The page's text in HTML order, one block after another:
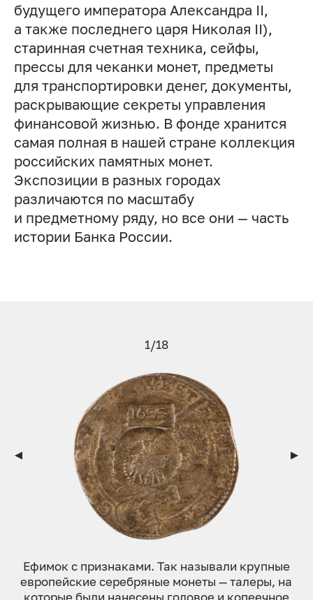
будущего императора Александра II,
а также последнего царя Николая II),
старинная счетная техника, сейфы,
прессы для чеканки монет, предметы
для транспортировки денег, документы,
раскрывающие секреты управления
финансовой жизнью. В фонде хранится
самая полная в нашей стране коллекция
российских памятных монет.
Экспозиции в разных городах
различаются по масштабу
и предметному ряду, но все они — часть
истории Банка России.
1/18
Ефим­ок с приз­на­ками. Так на­зыва­ли круп­ные
ев­ро­пей­ские се­реб­ря­ные мо­неты — талеры, на
ко­торые бы­ли на­несе­ны го­довое и ко­пе­еч­ное